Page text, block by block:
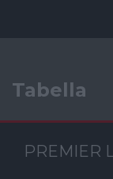
Tabella
PREMIER